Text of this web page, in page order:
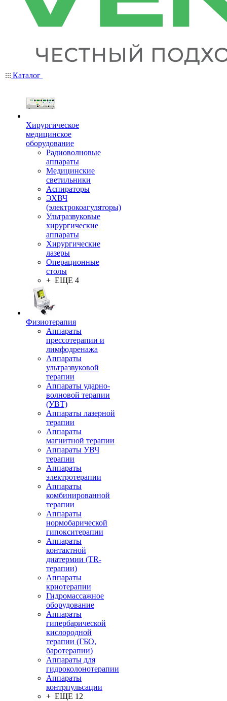
Каталог
Хирургическое
медицинское
оборудование
Радиоволновые
аппараты
Медицинские
светильники
Аспираторы
ЭХВЧ
(электрокоагуляторы)
Ультразвуковые
хирургические
аппараты
Хирургические
лазеры
Операционные
столы
+ ЕЩЕ 4
Физиотерапия
Аппараты
прессотерапии и
лимфодренажа
Аппараты
ультразвуковой
терапии
Аппараты ударно-
волновой терапии
(УВТ)
Аппараты лазерной
терапии
Аппараты
магнитной терапии
Аппараты УВЧ
терапии
Аппараты
электротерапии
Аппараты
комбинированной
терапии
Аппараты
нормобарической
гипокситерапии
Аппараты
контактной
диатермии (TR-
терапии)
Аппараты
криотерапии
Гидромассажное
оборудование
Аппараты
гипербарической
кислородной
терапии (ГБО,
баротерапии)
Аппараты для
гидроколонотерапии
Аппараты
контрпульсации
+ ЕЩЕ 12